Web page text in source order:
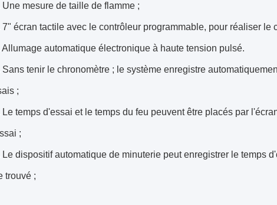
Une mesure de taille de flamme ;
7" écran tactile avec le contrôleur programmable, pour réaliser
Allumage automatique électronique à haute tension pulsé.
Sans tenir le chronomètre ; le système enregistre
;
Le temps d'essai et le temps du feu peuvent être placés par
;
Le dispositif automatique de minuterie peut enregistrer le temps
trouvé ;